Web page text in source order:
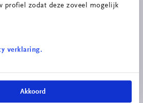
profiel zodat deze zoveel mogelijk
verklaring.
Akkoord